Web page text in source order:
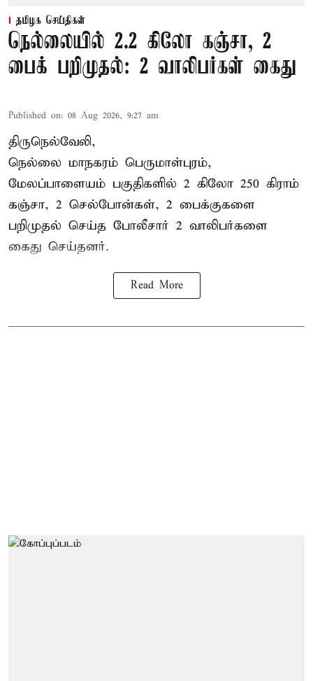
தமிழக செய்திகள்
நெல்லையில் 2.2 கிலோ கஞ்சா, 2
பைக் பறிமுதல்: 2 வாலிபர்கள் கைது
Published on: 08 Aug 2026, 9:27 am
திருநெல்வேலி,
நெல்லை மாநகரம் பெருமாள்புரம்,
மேலப்பாளையம் பகுதிகளில் 2 கிலோ 250 கிராம்
கஞ்சா, 2 செல்போன்கள், 2 பைக்குகளை
பறிமுதல் செய்த போலீசார் 2 வாலிபர்களை
கைது செய்தனர்.
Read More